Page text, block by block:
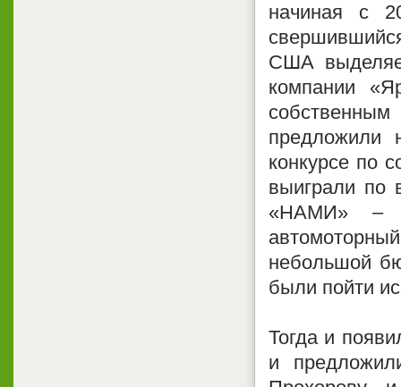
начиная с
США
компании
предложили
конкурсе по
выиграли
«НАМИ» –
небольшой
были пойти
Тогда и
и